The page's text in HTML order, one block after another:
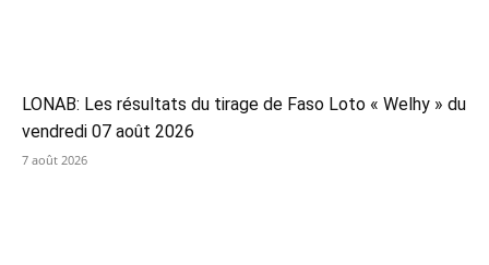
LONAB: Les résultats du tirage de Faso Loto « Welhy » du
vendredi 07 août 2026
7 août 2026